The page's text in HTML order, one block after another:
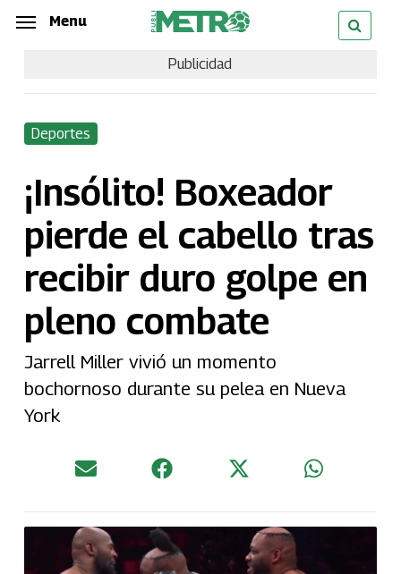
Skip
content
Menu
Publicidad
Deportes
¡Insólito! Boxeador
pierde el cabello tras
recibir duro golpe en
pleno combate
Jarrell Miller vivió un momento
bochornoso durante su pelea en Nueva
York
Menu